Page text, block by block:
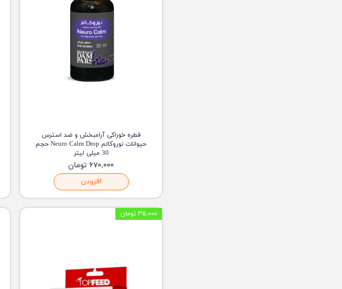
قطره خوراکی آرامبخش و ضد استرس
حیوانات نوروکالم Neuro Calm Drop حجم
30 میلی لیتر
۶۷۰,۰۰۰ تومان
افزودن
۳۵,۰۰۰ تومان